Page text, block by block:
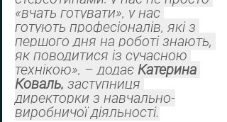
«вчать готувати», у нас
готують професіоналів, які з
першого дня на роботі знають,
як поводитися із сучасною
технікою», – додає Катерина
Коваль, заступниця
директорки з навчально-
виробничої діяльності.